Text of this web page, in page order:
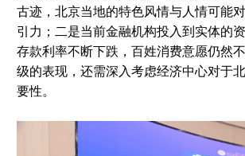
古迹，北京当地的特色风情与人情可能
引力；二是当前金融机构投入到实体的
存款利率不断下跌，百姓消费意愿仍然
级的表现，还需深入考虑经济中心对于
要性。